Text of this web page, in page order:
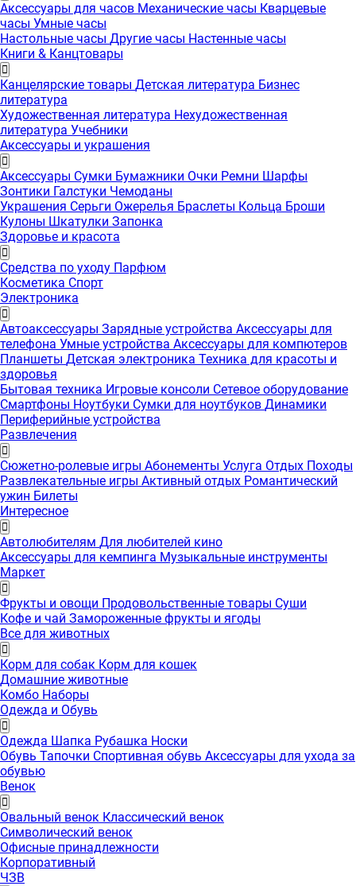
Аксессуары для часов Механические часы Кварцевые
часы Умные часы
Настольные часы Другие часы Настенные часы
Книги & Канцтовары
Канцелярские товары Детская литература Бизнес
литература
Художественная литература Нехудожественная
литература Учебники
Аксессуары и украшения
Аксессуары Сумки Бумажники Очки Ремни Шарфы
Зонтики Галстуки Чемоданы
Украшения Серьги Ожерелья Браслеты Кольца Броши
Кулоны Шкатулки Запонка
Здоровье и красота
Средства по уходу Парфюм
Косметика Спорт
Электроника
Автоаксессуары Зарядные устройства Аксессуары для
телефона Умные устройства Аксессуары для компютеров
Планшеты Детская электроника Техника для красоты и
здоровья
Бытовая техника Игровые консоли Сетевое оборудование
Смартфоны Ноутбуки Сумки для ноутбуков Динамики
Периферийные устройства
Развлечения
Сюжетно-ролевые игры Абонементы Услуга Отдых Походы
Развлекательные игры Активный отдых Романтический
ужин Билеты
Интересноe
Автолюбителям Для любителей кино
Аксессуары для кемпинга Музыкальные инструменты
Маркет
Фрукты и овощи Продовольственные товары Суши
Кофе и чай Замороженные фрукты и ягоды
Все для животных
Корм для собак Корм для кошек
Домашние животные
Комбо Наборы
Одежда и Обувь
Одежда Шапка Рубашка Носки
Обувь Тапочки Спортивная обувь Аксессуары для ухода за
обувью
Венок
Овальный венок Классический венок
Символический венок
Офисные принадлежности
Корпоративный
ЧЗВ